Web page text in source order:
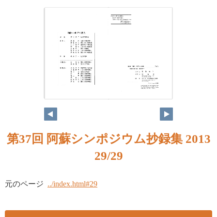
第37回 阿蘇シンポジウム抄録集 2013
29/29
元のページ ../index.html#29